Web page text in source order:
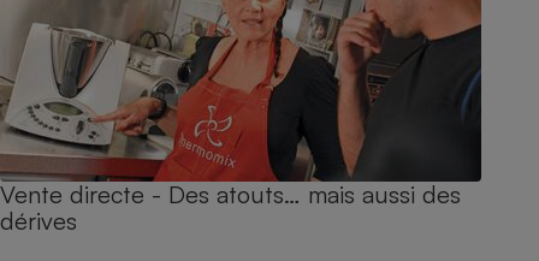
Vente directe - Des atouts… mais aussi des
dérives